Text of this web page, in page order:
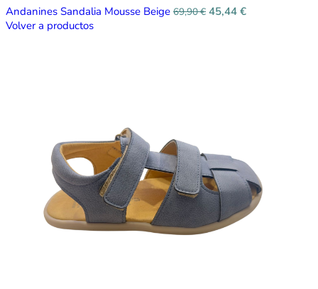
Andanines Sandalia Mousse Beige 69,90€ 45,44 €
Volver a productos